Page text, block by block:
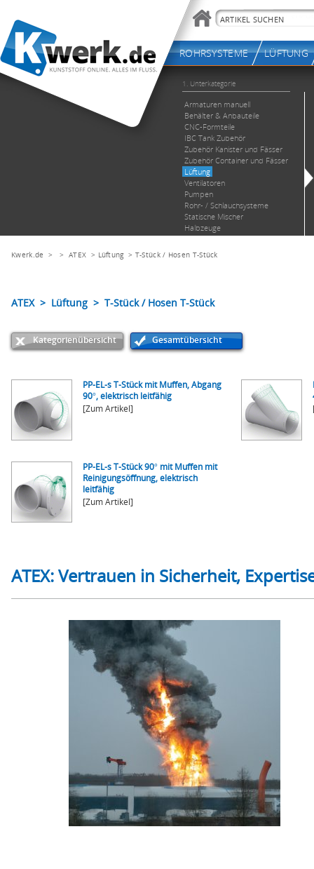
Kwerk.de > >ATEX > Lüftung> T-Stück / Hosen T-Stück
ATEX > Lüftung > T-Stück / Hosen T-Stück
Kategorienübersicht Gesamtübersicht
PP-EL-s T-Stück mit Muffen, Abgang
90°, elektrisch leitfähig
[Zum Artikel]
PP-EL-s T-Stück 90° mit Muffen mit
Reinigungsöffnung, elektrisch
leitfähig
[Zum Artikel]
ATEX: Vertrauen in Sicherheit,